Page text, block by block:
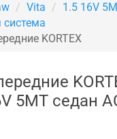
Vita
1.5 16V
KORTEX
5MT седан